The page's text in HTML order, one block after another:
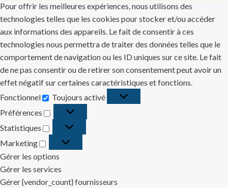
Pour offrir les meilleures expériences, nous utilisons des
technologies telles que les cookies pour stocker et/ou accéder
aux informations des appareils. Le fait de consentir à ces
technologies nous permettra de traiter des données telles que le
comportement de navigation ou les ID uniques sur ce site. Le fait
de ne pas consentir ou de retirer son consentement peut avoir un
effet négatif sur certaines caractéristiques et fonctions.
Fonctionnel
Fonctionnel
Toujours activé
Préférences
Préférences
Statistiques
Statistiques
Marketing
Marketing
Gérer les options
Gérer les services
Gérer {vendor_count} fournisseurs